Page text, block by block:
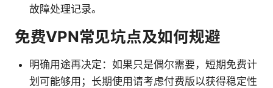
故障处理记录。
免费VPN常见坑点及如何规避
明确用途再决定：如果只是偶尔需要，短期免费计
划可能够用；长期使用请考虑付费版以获得稳定性